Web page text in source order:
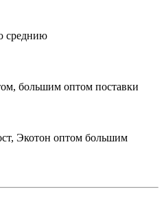
среднию
большим оптом поставки
Экотон оптом большим